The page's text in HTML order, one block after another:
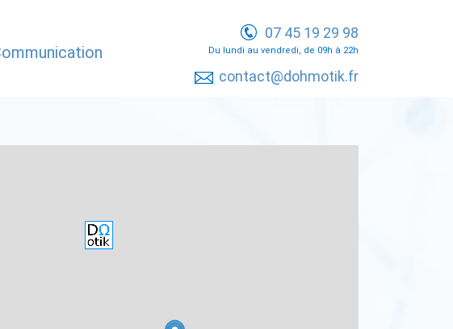
07 45 19 29 98
Du lundi au vendredi, de 09h à 22h
contact@dohmotik.fr